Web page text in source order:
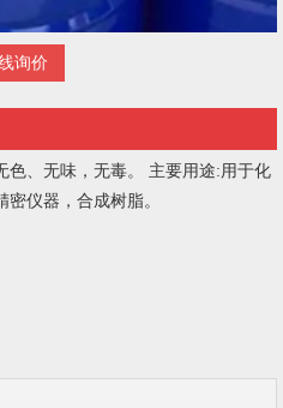
询价
色、无味，无毒。 主要用途:用于化
仪器，合成树脂。